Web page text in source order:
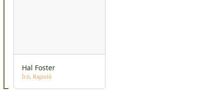
Hal Foster
Író Rajzoló